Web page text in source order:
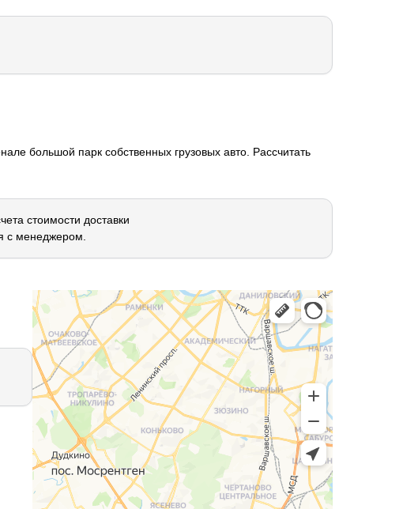
большой парк собственных грузовых авто. Рассчитать
стоимости доставки
с менеджером.